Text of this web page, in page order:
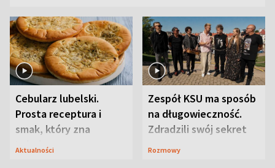
Cebularz lubelski.
Prosta receptura i
smak, który zna
Lubelszczyzna
Aktualności
Zespół KSU ma sposób
na długowieczność.
Zdradzili swój sekret
Rozmowy